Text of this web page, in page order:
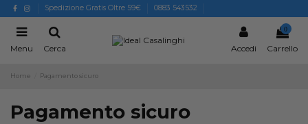
Spedizione Gratis Oltre 59€ 0883 543532
Menu Cerca Accedi
0
Carrello
Home Pagamento sicuro
Pagamento sicuro